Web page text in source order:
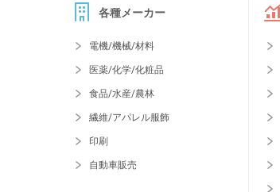
各種メーカー
電機/機械/材料
医薬/化学/化粧品
食品/水産/農林
繊維/アパレル服飾
印刷
自動車販売